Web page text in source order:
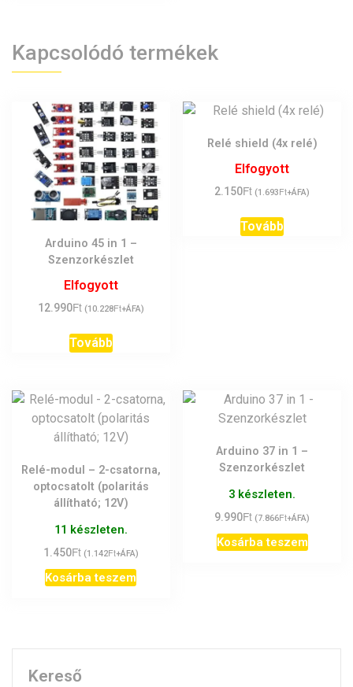
Kapcsolódó termékek
Arduino 45 in 1 –
Szenzorkészlet
Elfogyott
12.990Ft (10.228Ft+ÁFA)
Tovább
Relé shield (4x relé)
Elfogyott
2.150Ft (1.693Ft+ÁFA)
Tovább
Relé-modul – 2-csatorna,
optocsatolt (polaritás
állítható; 12V)
11 készleten.
1.450Ft (1.142Ft+ÁFA)
Kosárba teszem
Arduino 37 in 1 –
Szenzorkészlet
3 készleten.
9.990Ft (7.866Ft+ÁFA)
Kosárba teszem
Kereső